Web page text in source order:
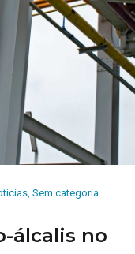
Sem categoria
álcalis no